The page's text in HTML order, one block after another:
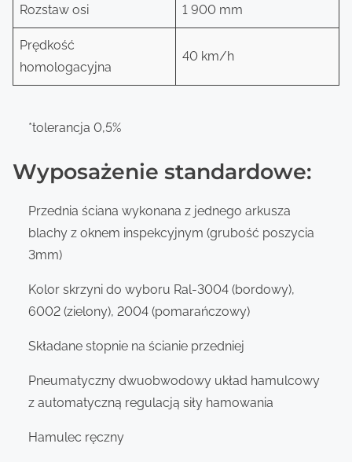
Rozstaw osi 1 900 mm
Prędkość
homologacyjna
40 km/h
*tolerancja 0,5%
Wyposażenie standardowe:
Przednia ściana wykonana z jednego arkusza
blachy z oknem inspekcyjnym (grubość poszycia
3mm)
Kolor skrzyni do wyboru Ral-3004 (bordowy),
6002 (zielony), 2004 (pomarańczowy)
Składane stopnie na ścianie przedniej
Pneumatyczny dwuobwodowy układ hamulcowy
z automatyczną regulacją siły hamowania
Hamulec ręczny